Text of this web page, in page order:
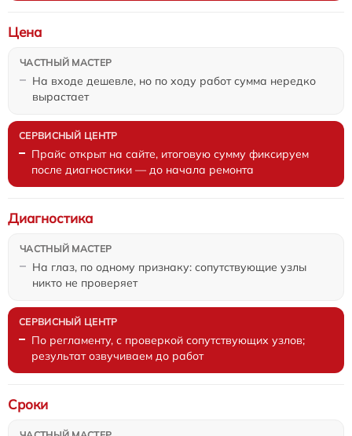
На входе дешевле, но по ходу работ сумма нередко
вырастает
Цена
Прайс открыт на сайте, итоговую сумму фиксируем
после диагностики — до начала ремонта
На глаз, по одному признаку: сопутствующие узлы
никто не проверяет
Диагностика
По регламенту, с проверкой сопутствующих узлов;
результат озвучиваем до работ
Сроки